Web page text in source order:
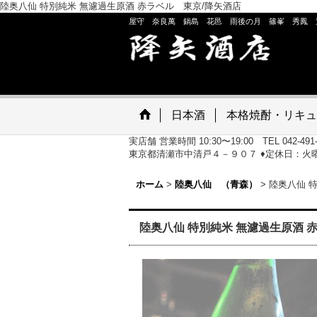
陸奥八仙 特別純米 無濾過生原酒 赤ラベル 東京/降矢酒店
屋守 奈良萬 鍋島 花邑 雨後の月 篠峯 秀鳳
日本酒 本格焼酎・リキ
実店舗 営業時間 10:30〜19:00 TEL 042-
東京都清瀬市中清戸４－９０７ ♦定休日：火
ホーム > 陸奥八仙 （青森） > 陸奥八仙
陸奥八仙 特別純米 無濾過生原酒